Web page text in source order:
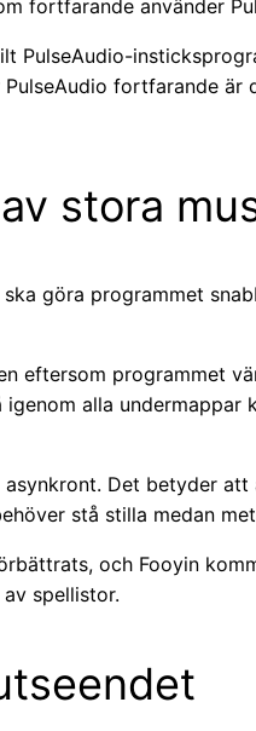
fortfarande använder
PulseAudio-
fortfarande är
stora
göra programmet
eftersom programmet
alla undermappar
Det betyder
stå stilla medan
och Fooyin
spellistor.